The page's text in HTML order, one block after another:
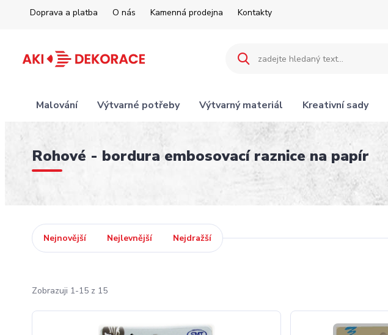
Doprava a platba O nás Kamenná prodejna Kontakty
Malování Výtvarné potřeby Výtvarný materiál Kreativní sady
Rohové - bordura embosovací raznice na papír
Nejnovější Nejlevnější Nejdražší
Zobrazuji 1-15 z 15